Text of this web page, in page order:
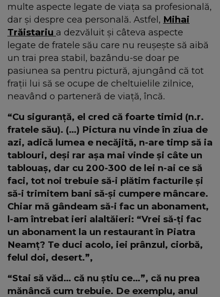
multe aspecte legate de viața sa profesională,
dar și despre cea personală. Astfel, Mihai
Trăistariu a dezvăluit și câteva aspecte
legate de fratele său care nu reușește să aibă
un trai prea stabil, bazându-se doar pe
pasiunea sa pentru pictură, ajungând că tot
frații lui să se ocupe de cheltuielile zilnice,
neavând o parteneră de viață, încă.
“Cu siguranță, el cred că foarte timid (n.r.
fratele său). (…) Pictura nu vinde în ziua de
azi, adică lumea e necăjită, n-are timp să ia
tablouri, deși rar așa mai vinde și câte un
tablouaș, dar cu 200-300 de lei n-ai ce să
faci, tot noi trebuie să-i plătim facturile și
să-i trimitem bani să-și cumpere mâncare.
Chiar mă gândeam să-i fac un abonament,
l-am întrebat ieri alaltăieri: “Vrei să-ți fac
un abonament la un restaurant în Piatra
Neamț? Te duci acolo, iei prânzul, ciorbă,
felul doi, desert.”,
“Stai să văd… că nu știu ce…”, că nu prea
mănâncă cum trebuie. De exemplu, anul